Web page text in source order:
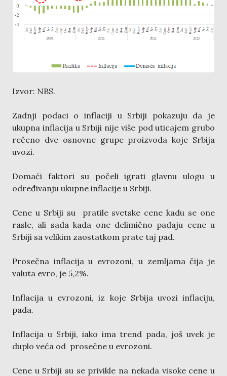
Izvor: NBS.
Zadnji podaci o inflaciji u Srbiji pokazuju da je
ukupna inflacija u Srbiji nije više pod uticajem grubo
rečeno dve osnovne grupe proizvoda koje Srbija
uvozi.
Domaći faktori su počeli igrati glavnu ulogu u
određivanju ukupne inflacije u Srbiji.
Cene u Srbiji su pratile svetske cene kadu se one
rasle, ali sada kada one delimično padaju cene u
Srbiji sa velikim zaostatkom prate taj pad.
Prosečna inflacija u evrozoni, u zemljama čija je
valuta evro, je 5,2%.
Inflacija u evrozoni, iz koje Srbija uvozi inflaciju,
pada.
Inflacija u Srbiji, iako ima trend pada, još uvek je
duplo veća od prosečne u evrozoni.
Cene u Srbiji su se privikle na nekada visoke cene u